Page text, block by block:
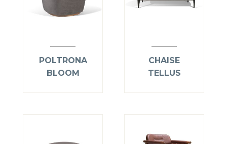
POLTRONA
BLOOM
CHAISE
TELLUS